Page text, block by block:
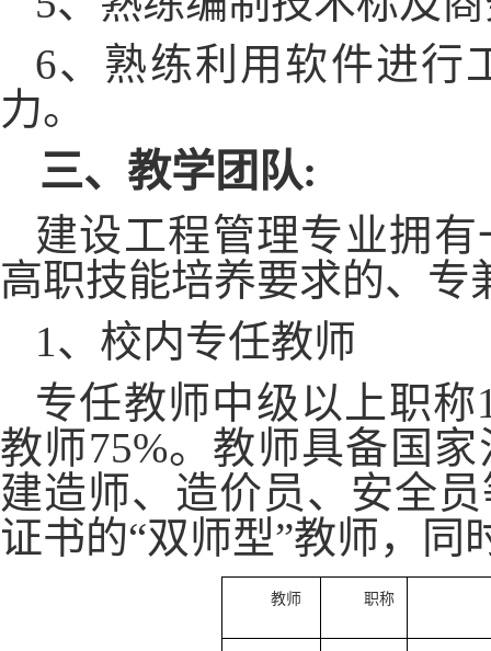
6、熟练利用软件进行
力。
三、教学团队:
建设工程管理专业拥
高职技能培养要求的、专
1、校内专任教师
专任教师中级以上职称
教师75%。 教师具备 国
建造师、造价员、安全
证书的“双师型”教师，同
教师 职称